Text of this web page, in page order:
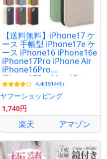
【送料無料】iPhone17 ケ
ース 手帳型 iPhone17e ケ
ース iPhone16 iPhone16e
iPhone17Pro iPhone Air
iPhone16Pro
iPhone17ProMax 15 ケー
ス 14 16Plus シュリンク
レザー PU
4.4(1914件)
ヤフーショッピング
1,740円
楽天 アマゾン